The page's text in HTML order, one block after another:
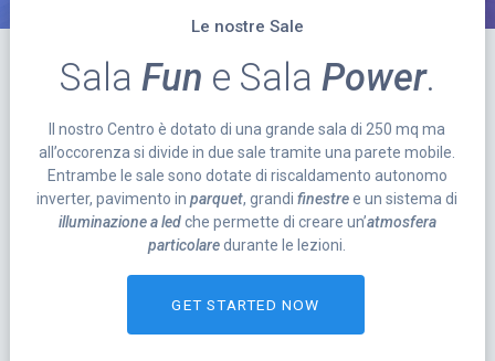
Le nostre Sale
Sala Fun e Sala Power.
Il nostro Centro è dotato di una grande sala di 250 mq ma
all’occorenza si divide in due sale tramite una parete mobile.
Entrambe le sale sono dotate di riscaldamento autonomo
inverter, pavimento in parquet, grandifinestree un sistema di
illuminazione a ledche permette di creare un’atmosfera
particolaredurante le lezioni.
GET STARTED NOW